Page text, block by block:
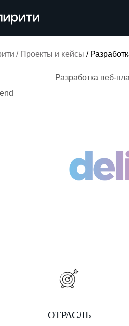
Разработка веб-
/ Проекты и кейсы /
ОТРАСЛЬ